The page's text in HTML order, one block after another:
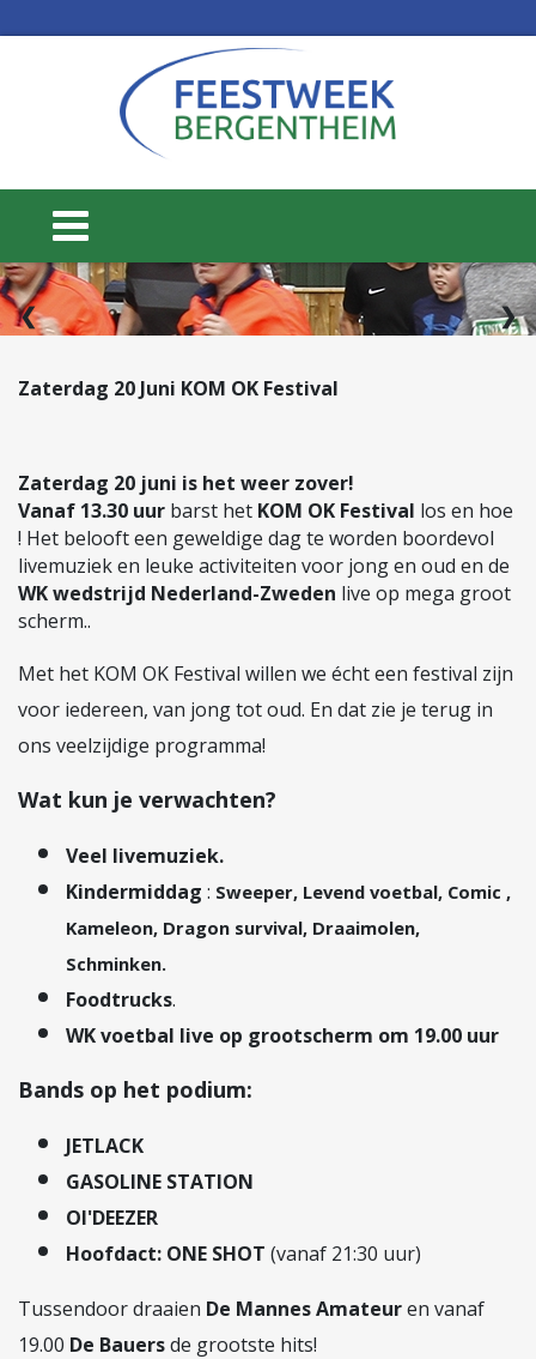
15 t/m 20 juni
WEEK 25
❮ ❯
Zaterdag 20 Juni KOM OK Festival
Zaterdag 20 juni is het weer zover!
Vanaf 13.30 uur barst het KOM OK Festival los en hoe
! Het belooft een geweldige dag te worden boordevol
livemuziek en leuke activiteiten voor jong en oud en de
WK wedstrijd Nederland-Zweden live op mega groot
scherm..
Met het KOM OK Festival willen we écht een festival zijn
voor iedereen, van jong tot oud. En dat zie je terug in
ons veelzijdige programma!
Wat kun je verwachten?
Veel livemuziek.
Kindermiddag : Sweeper, Levend voetbal, Comic ,
Kameleon, Dragon survival, Draaimolen,
Schminken.
Foodtrucks.
WK voetbal live op grootscherm om 19.00 uur
Bands op het podium:
JETLACK
GASOLINE STATION
Ol'DEEZER
Hoofdact: ONE SHOT (vanaf 21:30 uur)
Tussendoor draaien De Mannes Amateuren vanaf
19.00 De Bauersde grootste hits!